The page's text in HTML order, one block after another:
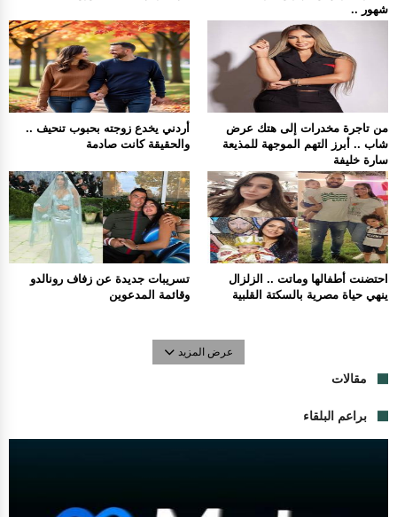
شهور ..
أردني يخدع زوجته بحبوب تنحيف ..
والحقيقة كانت صادمة
من تاجرة مخدرات إلى هتك عرض
شاب .. أبرز التهم الموجهة للمذيعة
سارة خليفة
تسريبات جديدة عن زفاف رونالدو
وقائمة المدعوين
احتضنت أطفالها وماتت .. الزلزال
ينهي حياة مصرية بالسكتة القلبية
عرض المزيد
مقالات
براعم البلقاء